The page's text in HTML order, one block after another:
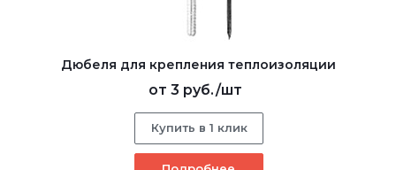
Дюбеля для крепления теплоизоляции
от 3 руб./шт
Купить в 1 клик